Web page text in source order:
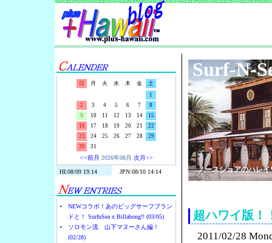
日 月 火 水 木 金
土
1
2
3 4 5 6 7
8
9
10 11 12 13 14
15
16
17 18 19 20 21
22
23
24 25 26 27 28
29
30
31
<<前月 2026年08月 次月>>
NEWコラボ！あのビッグサーフブラン
ドと！ SurfnSea x Billabong!! (03/05)
ソロモン流 山下マヌーさん編！
(02/28)
Surf-N-
ノースショアのハレ
超ハワイ版！
2011/02/28